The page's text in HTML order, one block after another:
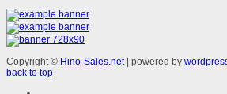
Copyright © Hino-Sales.net| powered by
back to top